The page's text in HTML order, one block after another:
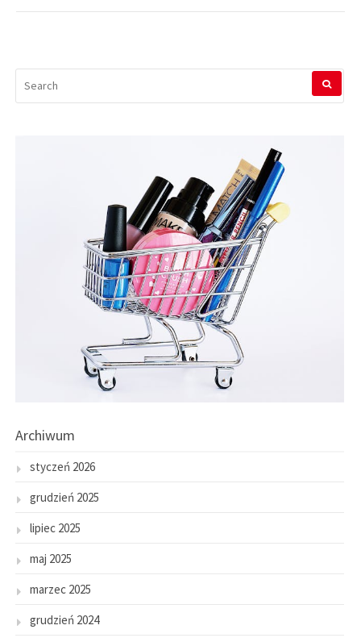
FOR:
Archiwum
styczeń 2026
grudzień 2025
lipiec 2025
maj 2025
marzec 2025
grudzień 2024